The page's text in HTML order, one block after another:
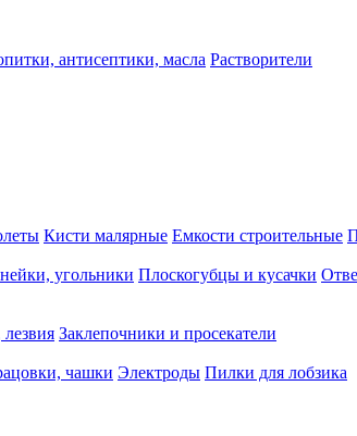
антисептики, масла Растворители
Кисти малярные Емкости строительные
угольники Плоскогубцы и кусачки
Заклепочники и просекатели
чашки Электроды Пилки для лобзика